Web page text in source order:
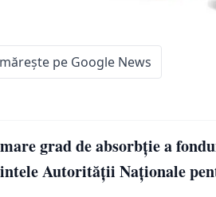
pe Google News
grad de absorbţie a
Autorităţii Naţionale